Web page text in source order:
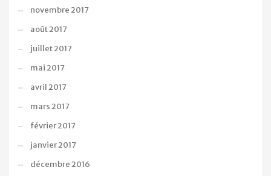
novembre 2017
août 2017
juillet 2017
mai 2017
avril 2017
mars 2017
février 2017
janvier 2017
décembre 2016